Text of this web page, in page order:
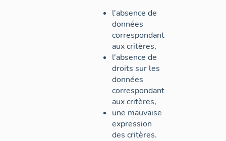
l'absence de
données
correspondant
aux critères,
l'absence de
droits sur les
données
correspondant
aux critères,
une mauvaise
expression
des critères.